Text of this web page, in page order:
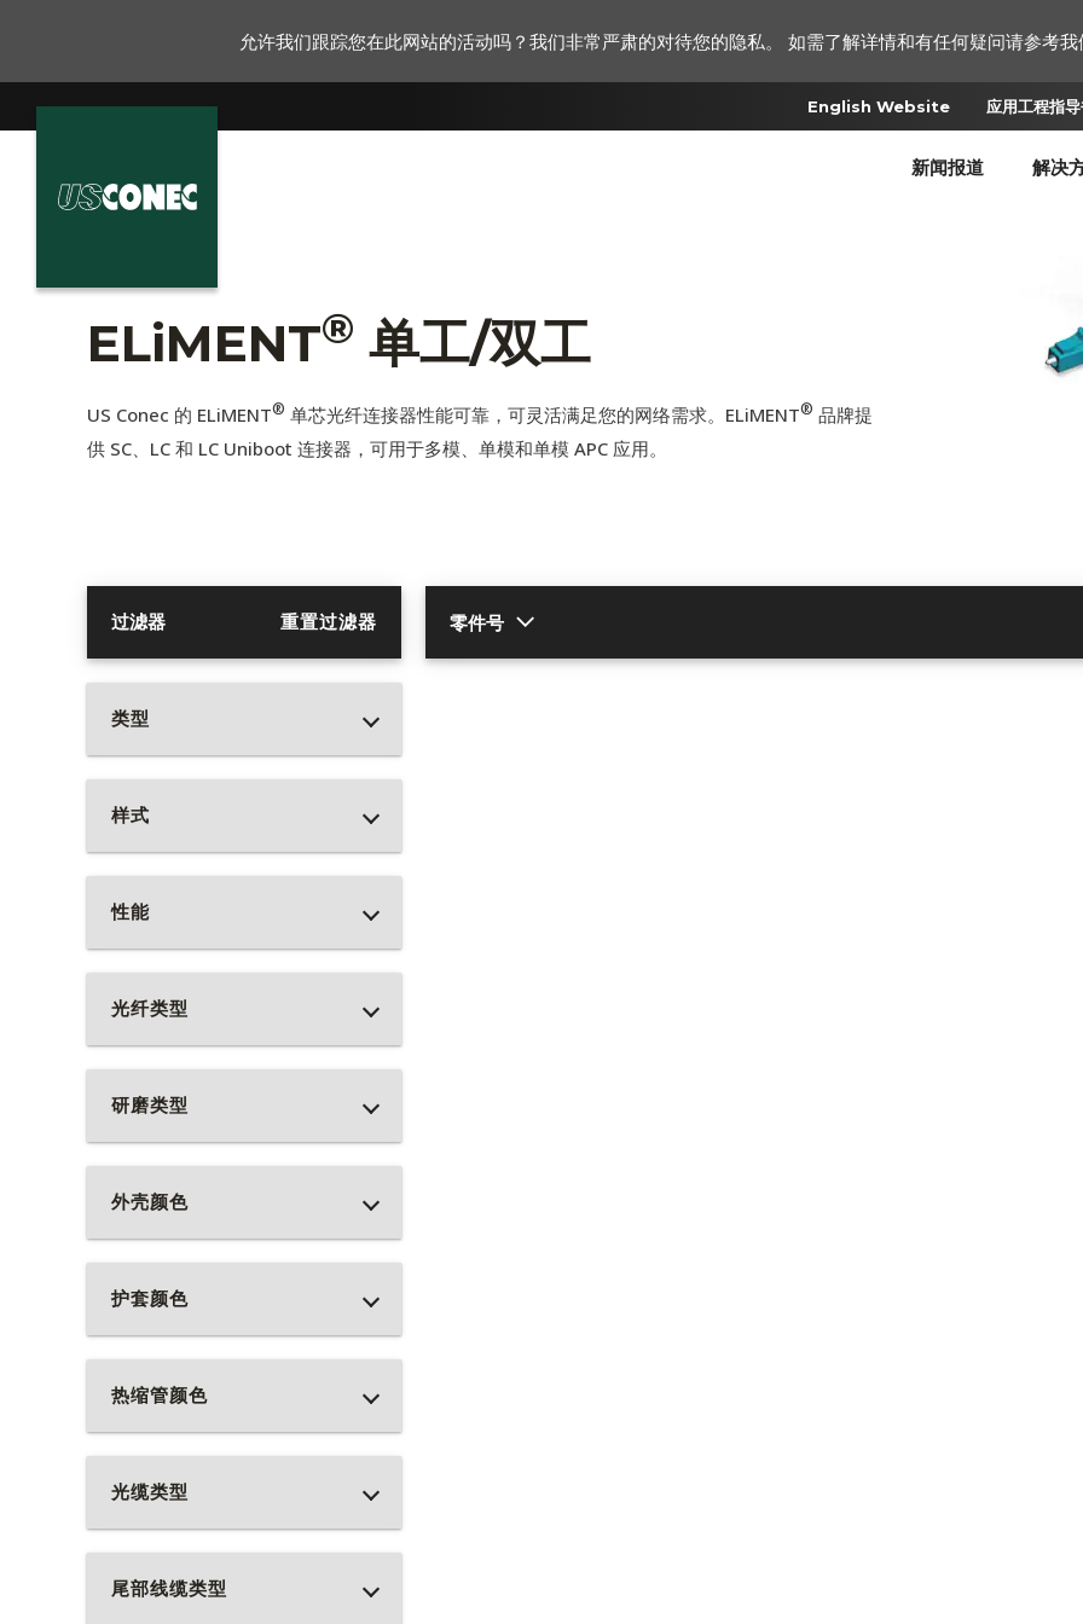
English Website 应用工程指
新闻报道 解决
关于我们
合作伙伴
ELiMENT® 单工/双工
US Conec 的 ELiMENT® 单芯光纤连接器性能可靠，可灵活满足您的网络需求。ELiMENT® 品牌提
供 SC、LC 和 LC Uniboot 连接器，可用于多模、单模和单模 APC 应用。
过滤器 重置过滤器
类型
样式
性能
光纤类型
研磨类型
外壳颜色
护套颜色
热缩管颜色
光缆类型
尾部线缆类型
零件号
允许我们跟踪您在此网站的活动吗？我们非常严肃的对待您的隐私。 如需了解详情和有任何疑问请参考